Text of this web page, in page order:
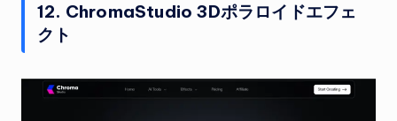
12. ChromaStudio 3Dポラロイドエフェ
クト